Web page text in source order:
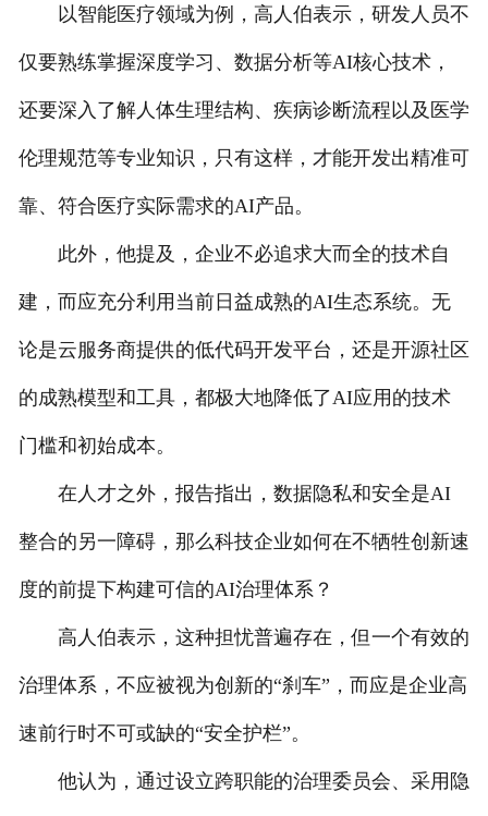
以智能医疗领域为例，高人伯表示，研发人员不
仅要熟练掌握深度学习、数据分析等AI核心技术，
还要深入了解人体生理结构、疾病诊断流程以及医学
伦理规范等专业知识，只有这样，才能开发出精准可
靠、符合医疗实际需求的AI产品。
此外，他提及，企业不必追求大而全的技术自
建，而应充分利用当前日益成熟的AI生态系统。无
论是云服务商提供的低代码开发平台，还是开源社区
的成熟模型和工具，都极大地降低了AI应用的技术
门槛和初始成本。
在人才之外，报告指出，数据隐私和安全是AI
整合的另一障碍，那么科技企业如何在不牺牲创新速
度的前提下构建可信的AI治理体系？
高人伯表示，这种担忧普遍存在，但一个有效的
治理体系，不应被视为创新的“刹车”，而应是企业高
速前行时不可或缺的“安全护栏”。
他认为，通过设立跨职能的治理委员会、采用隐